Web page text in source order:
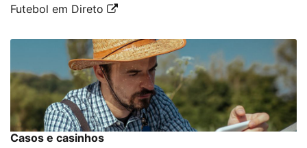
Futebol em Direto
Casos e casinhos